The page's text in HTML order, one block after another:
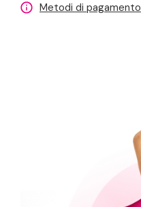
Metodi di pagamento